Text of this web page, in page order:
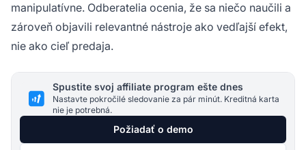
manipulatívne. Odberatelia ocenia, že sa niečo naučili a
zároveň objavili relevantné nástroje ako vedľajší efekt,
nie ako cieľ predaja.
Spustite svoj affiliate program ešte dnes
Nastavte pokročilé sledovanie za pár minút. Kreditná karta
nie je potrebná.
Požiadať o demo